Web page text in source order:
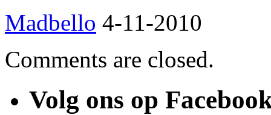
Madbello 4-11-2010
Comments are closed.
Volg ons op